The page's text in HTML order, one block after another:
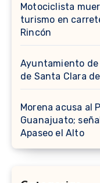
Motociclista
turismo en
Rincón
Ayuntamiento
de Santa Clara
Morena acusa al
Guanajuato;
Apaseo el Alto